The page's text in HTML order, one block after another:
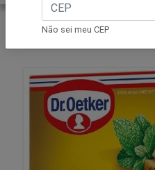
INÍCIO
DR OETKER BRASIL
Não sei meu CEP